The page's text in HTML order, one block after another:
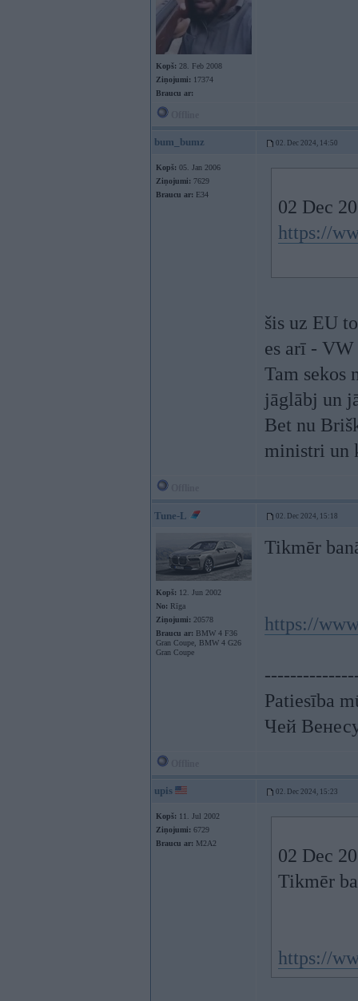
Kopš: 28. Feb 2008
Ziņojumi: 17374
Braucu ar:
bum_bumz 02. Dec 2024, 14:50
Kopš: 05. Jan 2006
Ziņojumi: 7629
Braucu ar: E34
02 Dec
https://
šis uz EU
es arī -
Tam sekos
jāglābj un
Bet nu
ministri un
Tune-L 02. Dec 2024, 15:18
Kopš: 12. Jun 2002
No: Rīga
Ziņojumi: 20578
Braucu ar: BMW 4 F36
Gran Coupe, BMW 4 G26
Gran Coupe
Tikmēr
https://
Patiesība
Чей
upis 02. Dec 2024, 15:23
Kopš: 11. Jul 2002
Ziņojumi: 6729
Braucu ar: M2A2
02 Dec
Tikmēr
https://